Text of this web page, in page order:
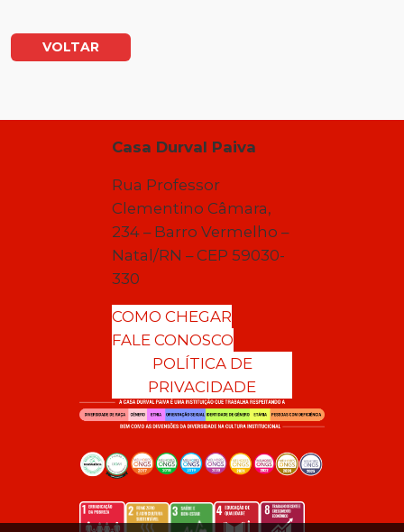
VOLTAR
Casa Durval Paiva
Rua Professor
Clementino Câmara,
234 – Barro Vermelho –
Natal/RN – CEP 59030-
330
COMO CHEGAR
FALE CONOSCO
POLÍTICA DE
PRIVACIDADE